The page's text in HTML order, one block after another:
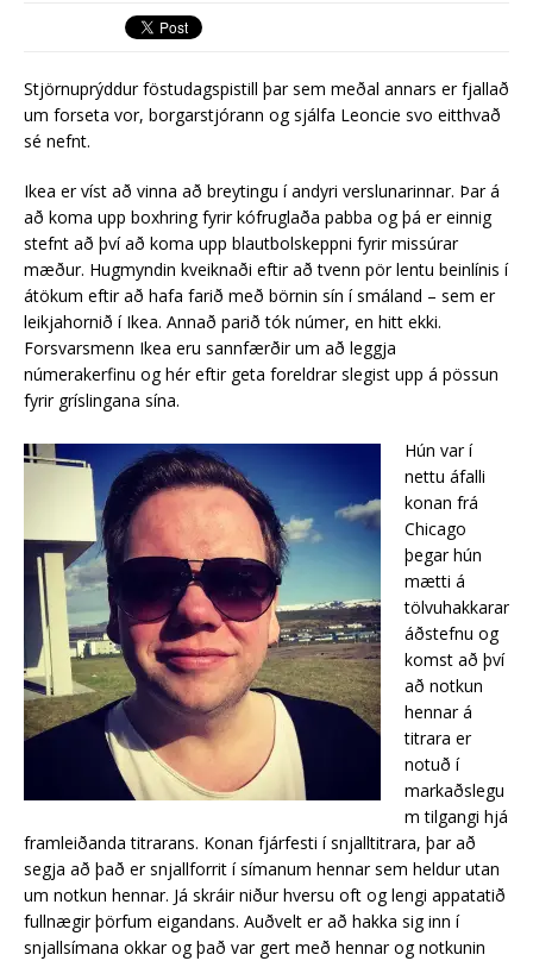
Stjörnuprýddur föstudagspistill þar sem meðal annars er fjallað
um forseta vor, borgarstjórann og sjálfa Leoncie svo eitthvað
sé nefnt.
Ikea er víst að vinna að breytingu í andyri verslunarinnar. Þar á
að koma upp boxhring fyrir kófruglaða pabba og þá er einnig
stefnt að því að koma upp blautbolskeppni fyrir missúrar
mæður. Hugmyndin kveiknaði eftir að tvenn pör lentu beinlínis í
átökum eftir að hafa farið með börnin sín í smáland – sem er
leikjahornið í Ikea. Annað parið tók númer, en hitt ekki.
Forsvarsmenn Ikea eru sannfærðir um að leggja
númerakerfinu og hér eftir geta foreldrar slegist upp á pössun
fyrir gríslingana sína.
Hún var í
nettu áfalli
konan frá
Chicago
þegar hún
mætti á
tölvuhakkarar
áðstefnu og
komst að því
að notkun
hennar á
titrara er
notuð í
markaðslegu
m tilgangi hjá
framleiðanda titrarans. Konan fjárfesti í snjalltitrara, þar að
segja að það er snjallforrit í símanum hennar sem heldur utan
um notkun hennar. Já skráir niður hversu oft og lengi appatatið
fullnægir þörfum eigandans. Auðvelt er að hakka sig inn í
snjallsímana okkar og það var gert með hennar og notkunin